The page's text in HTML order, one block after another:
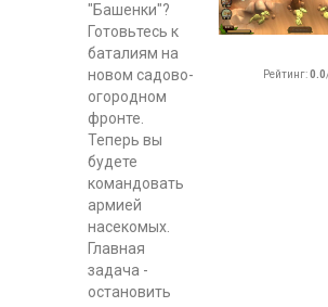
"Башенки"?
Готовьтесь к
баталиям на
новом садово-
огородном
фронте.
Теперь вы
будете
командовать
армией
насекомых.
Главная
задача -
остановить
Рейтинг:0.0